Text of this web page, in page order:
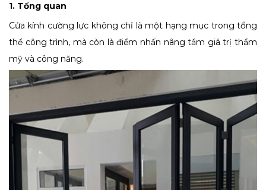
1. Tổng quan
Cửa kính cường lực không chỉ là một hạng mục trong tổng
thể công trình, mà còn là điểm nhấn nâng tầm giá trị thẩm
mỹ và công năng.